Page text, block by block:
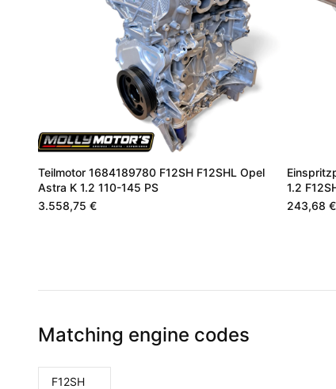
Teilmotor 1684189780 F12SH F12SHL Opel
Astra K 1.2 110-145 PS
3.558,75 €
1.2
243,68 €
Matching engine codes
F12SH